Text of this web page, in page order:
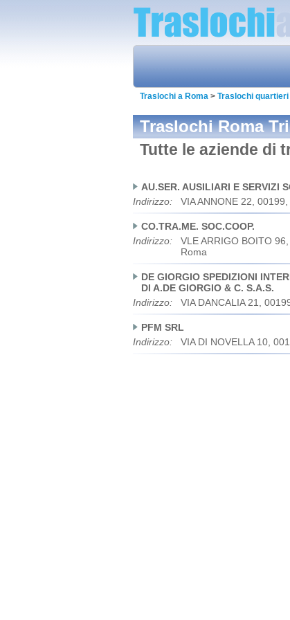
Traslochi a Roma > Traslochi quartieri
Traslochi Roma
Tutte le aziende di
AU.SER. AUSILIARI E SERVIZI
Indirizzo:
VIA ANNONE 22,
CO.TRA.ME. SOC.COOP.
Indirizzo:
VLE ARRIGO BOITO 96,
Roma
DE GIORGIO SPEDIZIONI
DI A.DE GIORGIO & C. S.A.S.
Indirizzo:
VIA DANCALIA 21,
PFM SRL
Indirizzo:
VIA DI NOVELLA 10,